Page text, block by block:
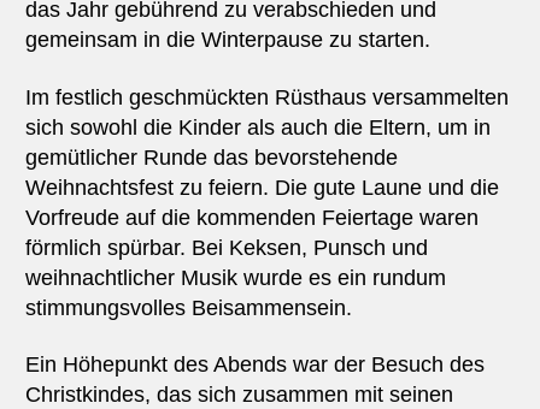
das Jahr gebührend zu verabschieden und
gemeinsam in die Winterpause zu starten.
Im festlich geschmückten Rüsthaus versammelten
sich sowohl die Kinder als auch die Eltern, um in
gemütlicher Runde das bevorstehende
Weihnachtsfest zu feiern. Die gute Laune und die
Vorfreude auf die kommenden Feiertage waren
förmlich spürbar. Bei Keksen, Punsch und
weihnachtlicher Musik wurde es ein rundum
stimmungsvolles Beisammensein.
Ein Höhepunkt des Abends war der Besuch des
Christkindes, das sich zusammen mit seinen